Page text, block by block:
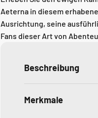
Aeterna in diesem
Ausrichtung, seine
Fans dieser Art von
Beschreibung
Merkmale